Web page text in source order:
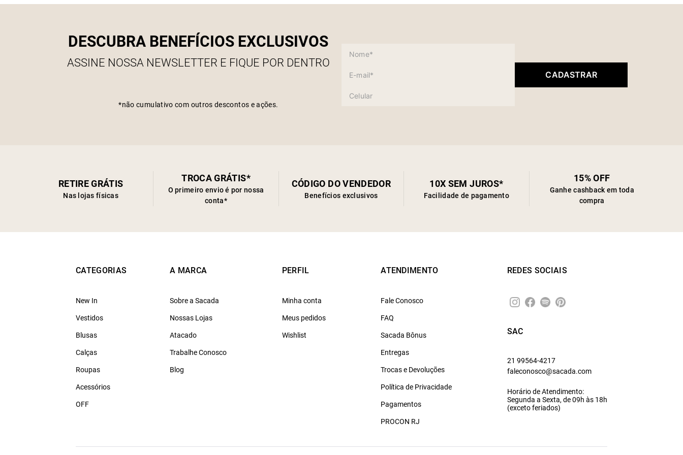
DESCUBRA BENEFÍCIOS EXCLUSIVOS
ASSINE NOSSA NEWSLETTER E FIQUE POR DENTRO
*não cumulativo com outros descontos e ações.
CADASTRAR
RETIRE GRÁTIS
Nas lojas físicas
TROCA GRÁTIS*
O primeiro envio é por nossa
conta*
CÓDIGO DO VENDEDOR
Benefícios exclusivos
10X SEM JUROS*
Facilidade de pagamento
15% OFF
Ganhe cashback em toda
compra
CATEGORIAS
New In
Vestidos
Blusas
Calças
Roupas
Acessórios
OFF
A MARCA
Sobre a Sacada
Nossas Lojas
Atacado
Trabalhe Conosco
Blog
PERFIL
Minha conta
Meus pedidos
Wishlist
ATENDIMENTO
Fale Conosco
FAQ
Sacada Bônus
Entregas
Trocas e Devoluções
Política de Privacidade
Pagamentos
PROCON RJ
REDES SOCIAIS
SAC
21 99564-4217
faleconosco@sacada.com
Horário de Atendimento:
Segunda a Sexta, de 09h às 18h
(exceto feriados)